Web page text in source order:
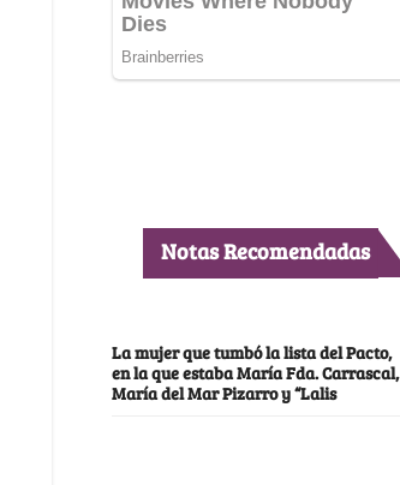
Notas Recomendadas
La mujer que tumbó la lista del Pacto,
en la que estaba María Fda. Carrascal,
María del Mar Pizarro y “Lalis